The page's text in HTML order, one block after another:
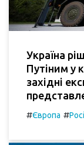
Україна
Путіним у
західні
#Європа #